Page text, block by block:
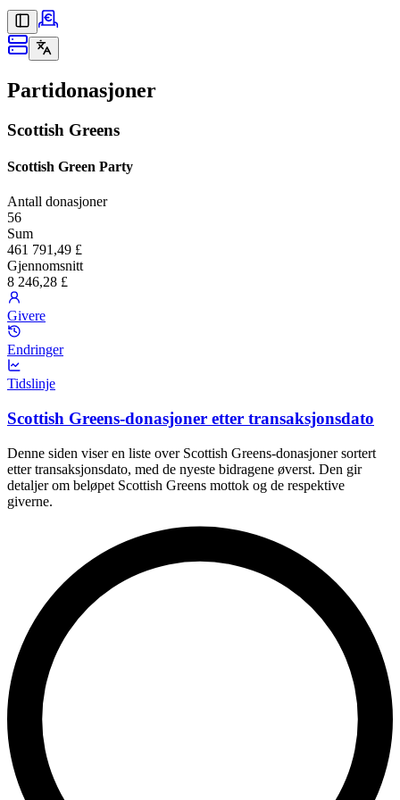
Partidonasjoner
Scottish Greens
Scottish Green Party
Antall donasjoner
56
Sum
461 791,49 £
Gjennomsnitt
8 246,28 £
Givere
Endringer
Tidslinje
Scottish Greens-donasjoner etter transaksjonsdato
Denne siden viser en liste over Scottish Greens-donasjoner sortert
etter transaksjonsdato, med de nyeste bidragene øverst. Den gir
detaljer om beløpet Scottish Greens mottok og de respektive
giverne.